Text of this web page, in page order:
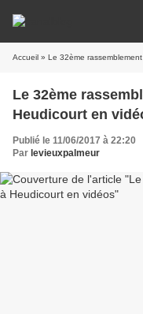
Accueil » Le 32ème
Le 32ème
Heudicourt en
Publié le 11/06/2017 à 22:20
Par levieuxpalmeur